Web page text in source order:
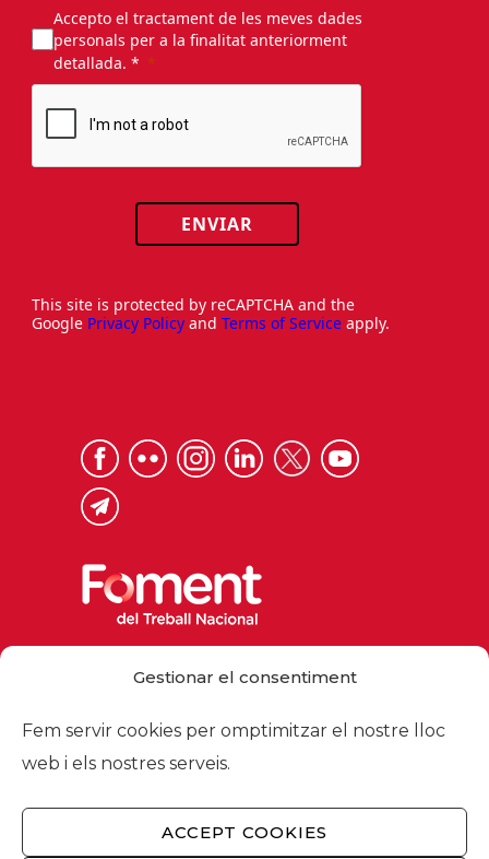
Gestionar el consentiment
Fem servir cookies per omptimitzar el nostre lloc
web i els nostres serveis.
ACCEPT COOKIES
Accepto el tractament de les meves dades
personals per a la finalitat anteriorment
detallada. *
ENVIAR
This site is protected by reCAPTCHA and the
Google Privacy Policy and Terms of Service apply.
foment@foment.com
© 2026 - Foment del Treball Nacional